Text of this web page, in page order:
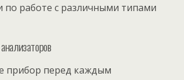
по работе с различными типами
прибор перед каждым